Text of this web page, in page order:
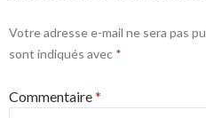
Votre adresse e-mail ne sera pas
sont indiqués avec *
Commentaire*